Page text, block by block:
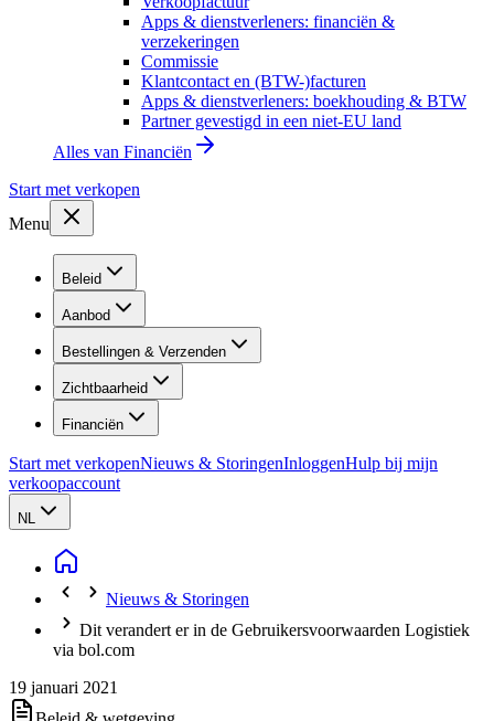
Apps & dienstverleners: financiën &
verzekeringen
Commissie
Klantcontact en (BTW-)facturen
Apps & dienstverleners: boekhouding & BTW
Partner gevestigd in een niet-EU land
Alles van Financiën
Start met verkopen
Menu
Beleid
Aanbod
Bestellingen & Verzenden
Zichtbaarheid
Financiën
Start met verkopenNieuws & StoringenInloggenHulp bij mijn
verkoopaccount
NL
Nieuws & Storingen
Dit verandert er in de Gebruikersvoorwaarden Logistiek
via bol.com
19 januari 2021